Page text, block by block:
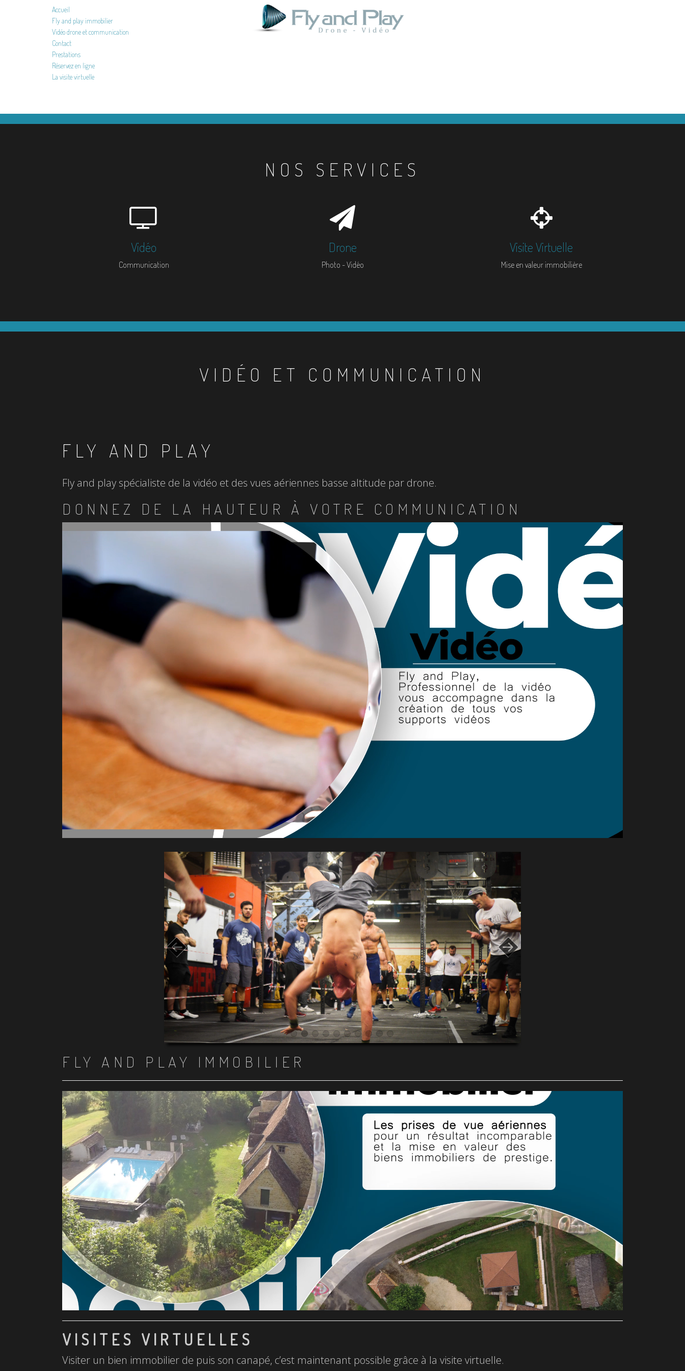
Accueil
Fly and play immobilier
Vidéo drone et communication
Contact
Prestations
Réservez en ligne
La visite virtuelle
NOS SERVICES
Vidéo
Communication
Drone
Photo - Vidéo
Visite Virtuelle
Mise en valeur immobilière
VIDÉO ET COMMUNICATION
FLY AND PLAY
Fly and play spécialiste de la vidéo et des vues aériennes basse altitude par drone.
DONNEZ DE LA HAUTEUR À VOTRE COMMUNICATION
Item 1
Item 2
Item 3
Item 4
Item 5
Item 6
Item 7
Item 8
Item 9Item 10
FLY AND PLAY IMMOBILIER
VISITES VIRTUELLES
Visiter un bien immobilier de puis son canapé, c’est maintenant possible grâce à la visite virtuelle.